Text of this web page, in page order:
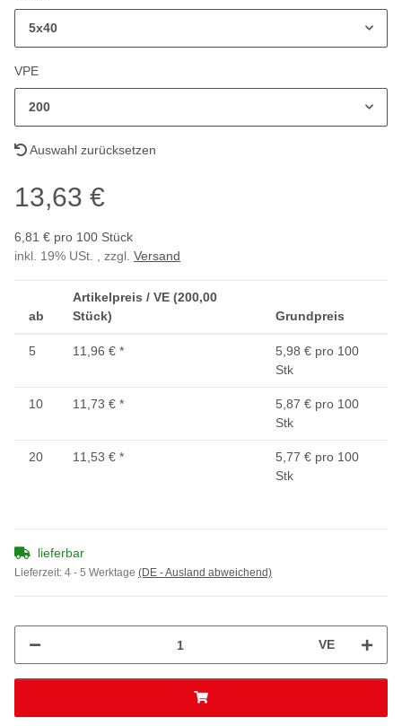
5x40
VPE
200
Auswahl zurücksetzen
13,63 €
6,81 € pro 100 Stück
inkl. 19% USt. , zzgl. Versand
ab
Artikelpreis / VE (200,00
Stück)
Grundpreis
5 11,96 € *
5,98 € pro 100
Stk
10 11,73 € *
5,87 € pro 100
Stk
20 11,53 € *
5,77 € pro 100
Stk
lieferbar
Lieferzeit: 4 - 5 Werktage (DE - Ausland abweichend)
VE